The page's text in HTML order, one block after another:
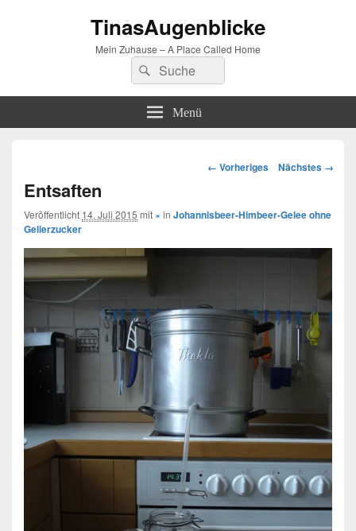
TinasAugenblicke
Mein Zuhause – A Place Called Home
Suchen
nach:
Suchen
Menü
Bilder-
← Vorheriges Nächstes →
Entsaften
Veröffentlicht 14. Juli 2015 mit × in Johannisbeer-Himbeer-Gelee ohne
Gelierzucker